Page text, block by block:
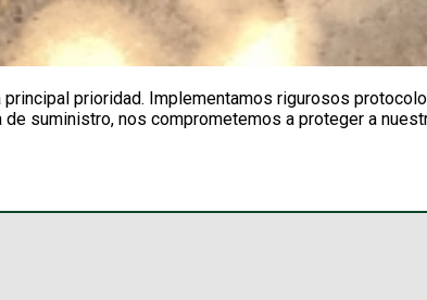
prioridad. Implementamos rigurosos
suministro, nos comprometemos a proteger a